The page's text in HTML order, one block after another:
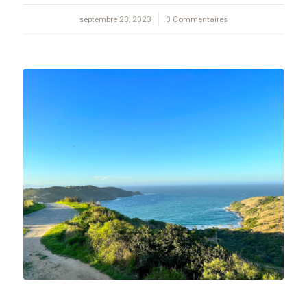
septembre 23, 2023
/ 0 Commentaires